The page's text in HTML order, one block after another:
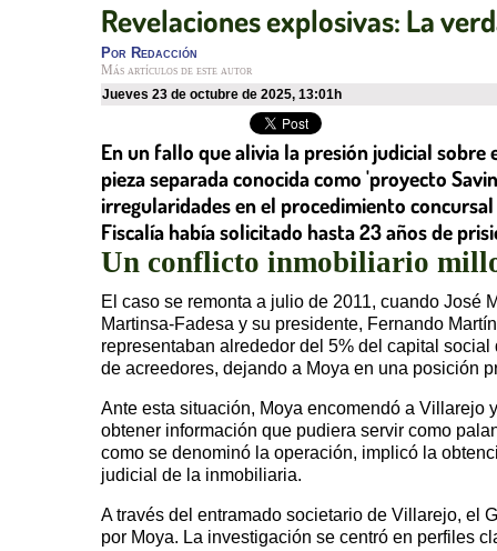
Revelaciones explosivas: La
Por Redacción
Más artículos de este autor
jueves 23 de octubre de 2025, 13:01h
En un fallo que alivia la presión judicial
pieza separada conocida como 'proyecto
irregularidades en el procedimiento
Fiscalía había solicitado hasta 23 años de
Un conflicto inmobiliario
El caso se remonta a julio de 2011, cuando José
Martinsa-Fadesa y su presidente, Fernando
representaban alrededor del 5% del capital
de acreedores, dejando a Moya en una posición
Ante esta situación, Moya encomendó a Villarejo
obtener información que pudiera servir como
como se denominó la operación, implicó la
judicial de la inmobiliaria.
A través del entramado societario de Villarejo, el
por Moya. La investigación se centró en perfiles